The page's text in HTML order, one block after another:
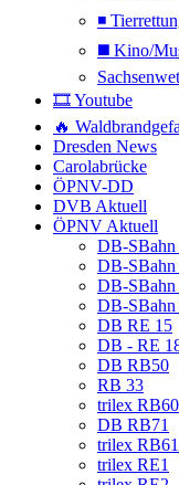
◾
◼️ Kino/
🎞️ Youtube
🔥
Dresden News
Carolabrücke
ÖPNV-DD
DVB Aktuell
ÖPNV Aktuell
DB-SBahn
DB-SBahn
DB-SBahn
DB-SBahn
DB RE 15
DB - RE
DB RB50
RB 33
trilex RB60
DB RB71
trilex RB61
trilex RE1